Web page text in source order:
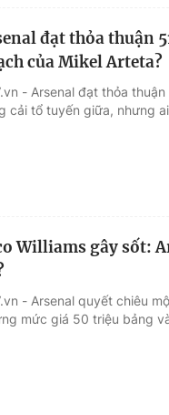
đạt thỏa thuận
của Mikel Arteta?
- Arsenal đạt thỏa
cải tổ tuyến giữa, nhưng
Williams gây sốt:
- Arsenal quyết chiêu
mức giá 50 triệu bảng